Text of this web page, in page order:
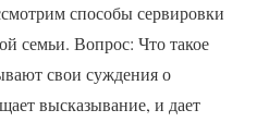
способы сервировки
семьи. Вопрос: Что такое
свои суждения о
высказывание, и дает